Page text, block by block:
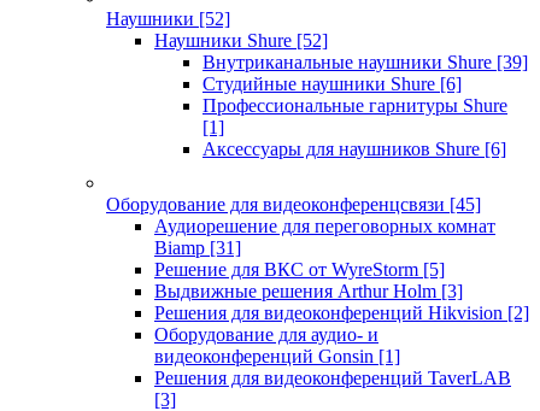
Наушники [52]
Наушники Shure [52]
Внутриканальные наушники Shure [39]
Студийные наушники Shure [6]
Профессиональные гарнитуры Shure
[1]
Аксессуары для наушников Shure [6]
Оборудование для видеоконференцсвязи [45]
Аудиорешение для переговорных комнат
Biamp [31]
Решение для ВКС от WyreStorm [5]
Выдвижные решения Arthur Holm [3]
Решения для видеоконференций Hikvision [2]
Оборудование для аудио- и
видеоконференций Gonsin [1]
Решения для видеоконференций TaverLAB
[3]